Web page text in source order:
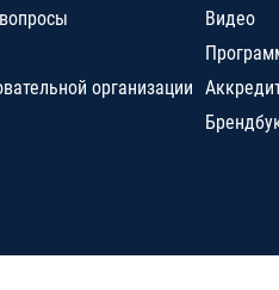
организации
Видео